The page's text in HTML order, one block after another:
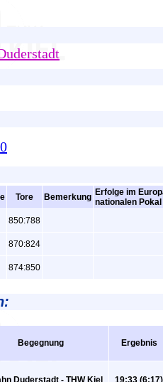
Tore Bemerkung Erfolge im
nationalen Pokal
850:788
870:824
874:850
Begegnung Ergebnis